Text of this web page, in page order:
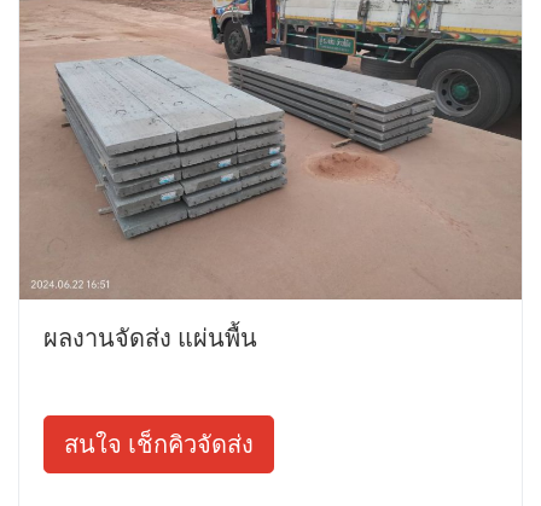
ผลงานจัดส่ง แผ่นพื้น
สนใจ เช็กคิวจัดส่ง